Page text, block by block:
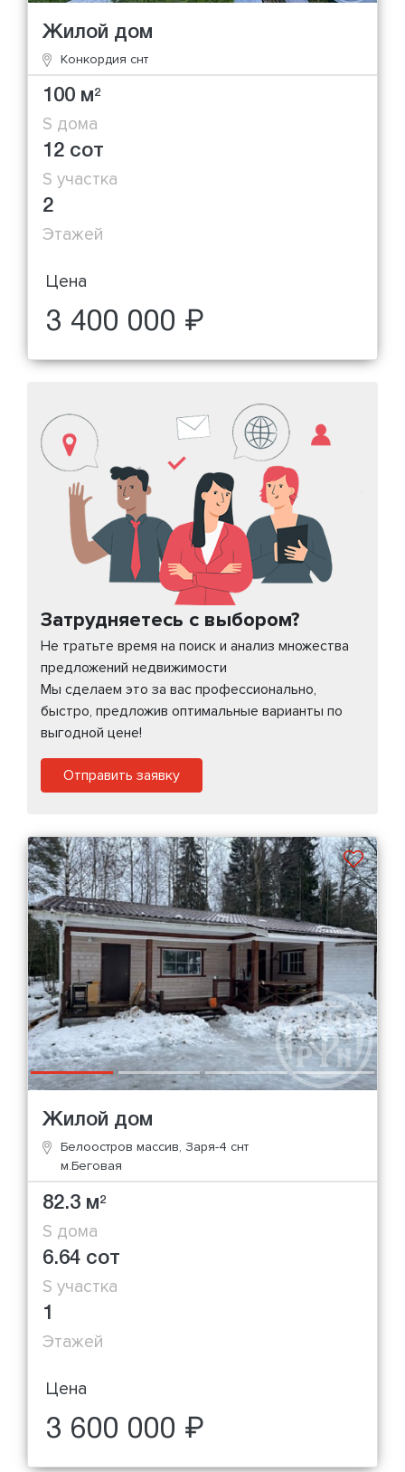
Жилой дом
Конкордия снт
100 м2
S дома
12 сот
S участка
2
Этажей
Цена
3 400 000 ₽
Затрудняетесь с выбором?
Не тратьте время на поиск и анализ множества
предложений недвижимости
Мы сделаем это за вас профессионально,
быстро, предложив оптимальные варианты по
выгодной цене!
Отправить заявку
Жилой дом
Белоостров массив, Заря-4 снт
м.Беговая
82.3 м2
S дома
6.64 сот
S участка
1
Этажей
Цена
3 600 000 ₽